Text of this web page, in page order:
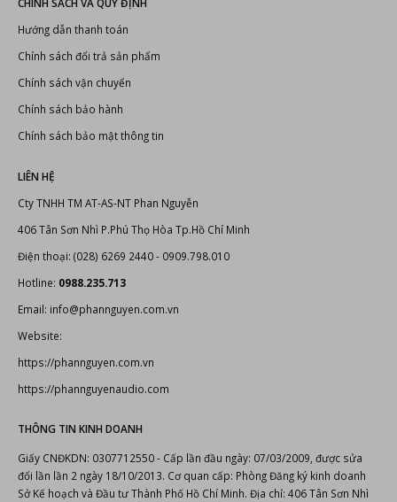
Hướng dẫn thanh toán
Chính sách đổi trả sản phẩm
Chính sách vận chuyển
Chính sách bảo hành
Chính sách bảo mật thông tin
LIÊN HỆ
Cty TNHH TM AT-AS-NT Phan Nguyễn
406 Tân Sơn Nhì P.Phú Thọ Hòa Tp.Hồ Chí Minh
Điện thoại: (028) 6269 2440 - 0909.798.010
Hotline: 0988.235.713
Email: info@phannguyen.com.vn
Website:
https://phannguyen.com.vn
https://phannguyenaudio.com
THÔNG TIN KINH DOANH
Giấy CNĐKDN: 0307712550 - Cấp lần đầu ngày: 07/03/2009, được sửa
đổi lần lần 2 ngày 18/10/2013. Cơ quan cấp: Phòng Đăng ký kinh doanh
Sở Kế hoạch và Đầu tư Thành Phố Hồ Chí Minh. Địa chỉ: 406 Tân Sơn Nhì